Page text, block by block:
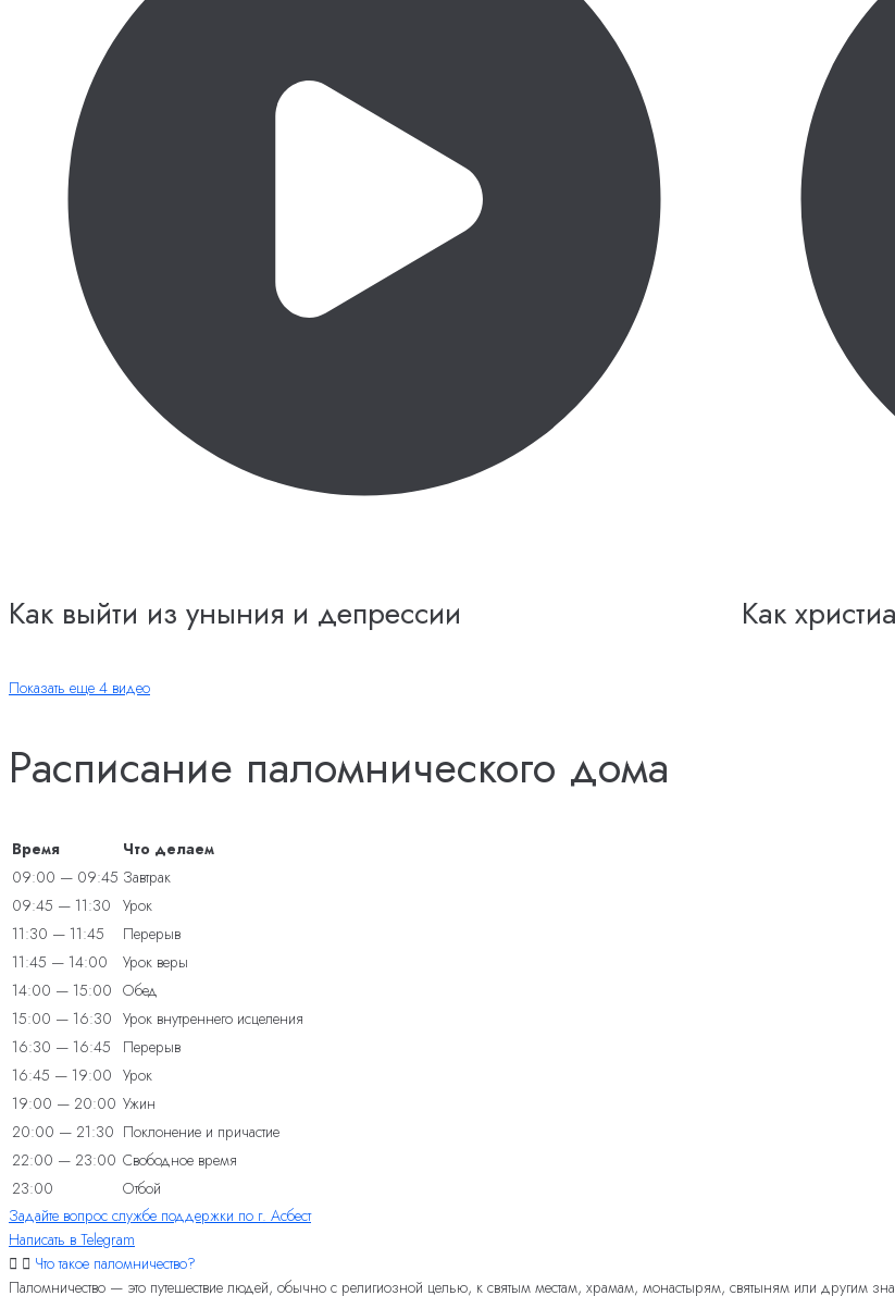
Как выйти из уныния и депрессии Как
Показать еще 4 видео
Расписание паломнического дома
Время
Что делаем
09:00 — 09:45 Завтрак
09:45 — 11:30 Урок
11:30 — 11:45
Перерыв
11:45 — 14:00
Урок веры
14:00 — 15:00 Обед
15:00 — 16:30 Урок внутреннего исцеления
16:30 — 16:45
Перерыв
16:45 — 19:00 Урок
19:00 — 20:00 Ужин
20:00 — 21:30 Поклонение и причастие
22:00 — 23:00 Свободное время
23:00
Отбой
Задайте вопрос службе поддержки по г. Асбест
Написать в Telegram
Что такое паломничество?
Паломничество — это путешествие людей, обычно с религиозной целью, к святым местам, храмам, монастырям, святыням или